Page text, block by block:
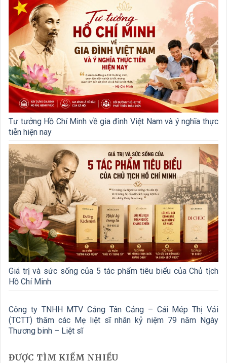
Tư tưởng Hồ Chí Minh về gia đình Việt Nam và ý nghĩa thực
tiễn hiện nay
Giá trị và sức sống của 5 tác phẩm tiêu biểu của Chủ tịch
Hồ Chí Minh
Công ty TNHH MTV Cảng Tân Cảng – Cái Mép Thị Vải
(TCTT) thăm các Mẹ liệt sĩ nhân kỷ niệm 79 năm Ngày
Thương binh – Liệt sĩ
ĐƯỢC TÌM KIẾM NHIỀU